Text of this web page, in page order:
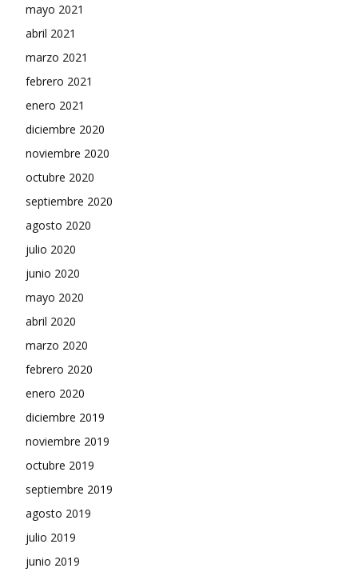
mayo 2021
abril 2021
marzo 2021
febrero 2021
enero 2021
diciembre 2020
noviembre 2020
octubre 2020
septiembre 2020
agosto 2020
julio 2020
junio 2020
mayo 2020
abril 2020
marzo 2020
febrero 2020
enero 2020
diciembre 2019
noviembre 2019
octubre 2019
septiembre 2019
agosto 2019
julio 2019
junio 2019